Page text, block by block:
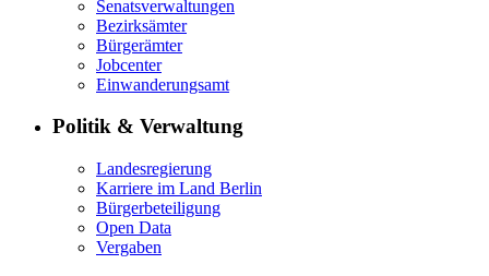
Senatsverwaltungen
Bezirksämter
Bürgerämter
Jobcenter
Einwanderungsamt
Politik & Verwaltung
Landesregierung
Karriere im Land Berlin
Bürgerbeteiligung
Open Data
Vergaben